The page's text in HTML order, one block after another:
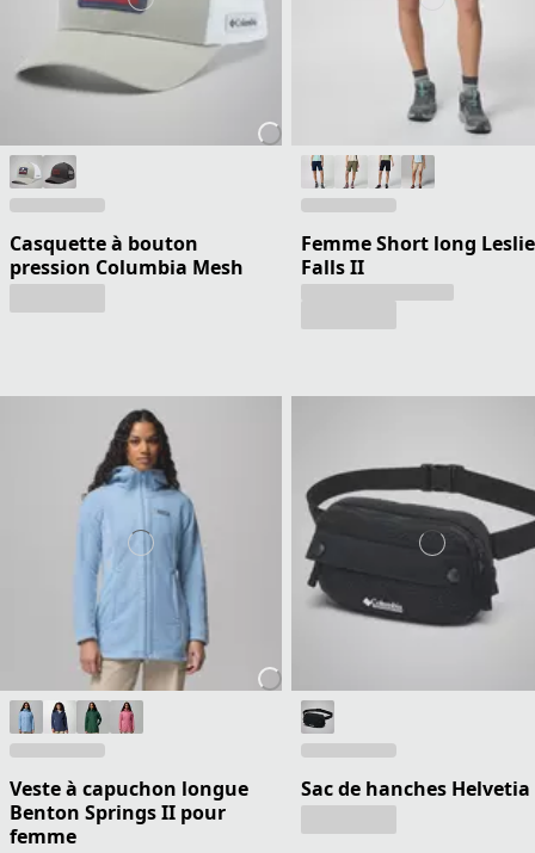
Casquette à bouton
pression Columbia Mesh
Femme Short long Leslie
Falls II
Veste à capuchon longue
Benton Springs II pour
femme
Sac de hanches